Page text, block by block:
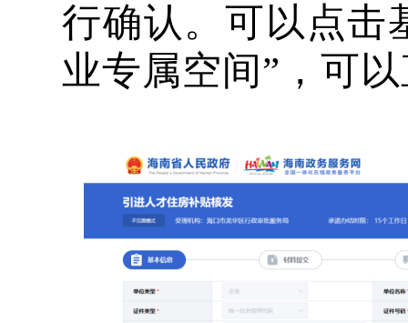
行确认。可以点击
业专属空间”，可